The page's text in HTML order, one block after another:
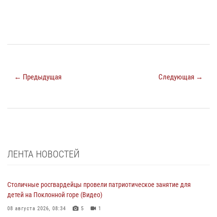
← Предыдущая Следующая →
ЛЕНТА НОВОСТЕЙ
Столичные росгвардейцы провели патриотическое занятие для
детей на Поклонной горе (Видео)
08 августа 2026, 08:34 5 1